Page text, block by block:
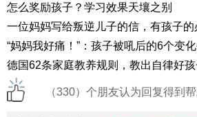
怎么奖励孩子？学习效果天壤之别
一位妈妈写给叛逆儿子的信，有孩子的
“妈妈我好痛！”：孩子被吼后的6个变
德国62条家庭教养规则，教出自律好孩
（330）个朋友认为回复得到帮